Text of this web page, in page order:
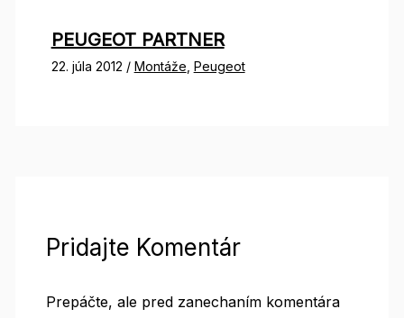
PEUGEOT PARTNER
22. júla 2012 / Montáže Peugeot
Pridajte Komentár
Prepáčte, ale pred zanechaním komentára